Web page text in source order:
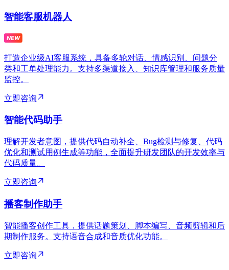
智能客服机器人
打造企业级AI客服系统，具备多轮对话、情感识别、问题分
类和工单处理能力。支持多渠道接入、知识库管理和服务质量
监控。
立即咨询
智能代码助手
理解开发者意图，提供代码自动补全、Bug检测与修复、代码
优化和测试用例生成等功能，全面提升研发团队的开发效率与
代码质量。
立即咨询
播客制作助手
智能播客创作工具，提供话题策划、脚本编写、音频剪辑和后
期制作服务。支持语音合成和音质优化功能。
立即咨询